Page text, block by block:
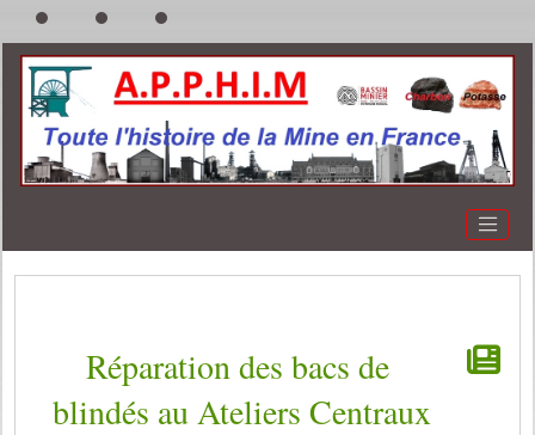
Réparation des bacs de
blindés au Ateliers Centraux